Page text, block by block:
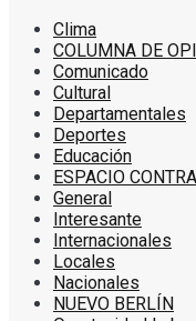
Clima
COLUMNA DE
Comunicado
Cultural
Departamentales
Deportes
Educación
ESPACIO
General
Interesante
Internacionales
Locales
Nacionales
NUEVO BERLÍN